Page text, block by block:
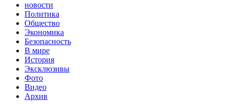
новости
Политика
Общество
Экономика
Безопасность
В мире
История
Эксклюзивы
Фото
Видео
Архив